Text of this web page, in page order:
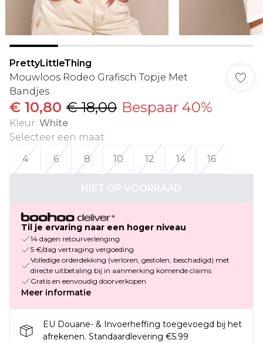
PrettyLittleThing
Mouwloos Rodeo Grafisch Topje Met
Bandjes
€ 10,80 € 18,00 Bespaar 40%
Kleur: White
Selecteer een maat:
4
6 8 10 12 14 16
NIET OP VOORRAAD
Til je ervaring naar een hoger niveau
14 dagen retourverlenging
5 €/dag vertraging vergoeding
Volledige orderdekking (verloren, gestolen, beschadigd) met
directe uitbetaling bij in aanmerking komende claims
Gratis en eenvoudig doorverkopen
Meer informatie
EU Douane- & Invoerheffing toegevoegd bij het
afrekenen. Standaardlevering €5.99